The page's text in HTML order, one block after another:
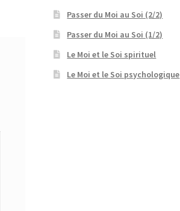
Passer du Moi au Soi (2/2)
Passer du Moi au Soi (1/2)
Le Moi et le Soi spirituel
Le Moi et le Soi psychologique